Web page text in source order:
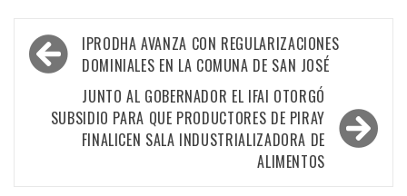
Navegación
de
entradas
IPRODHA AVANZA CON REGULARIZACIONES
DOMINIALES EN LA COMUNA DE SAN JOSÉ
JUNTO AL GOBERNADOR EL IFAI OTORGÓ
SUBSIDIO PARA QUE PRODUCTORES DE PIRAY
FINALICEN SALA INDUSTRIALIZADORA DE
ALIMENTOS